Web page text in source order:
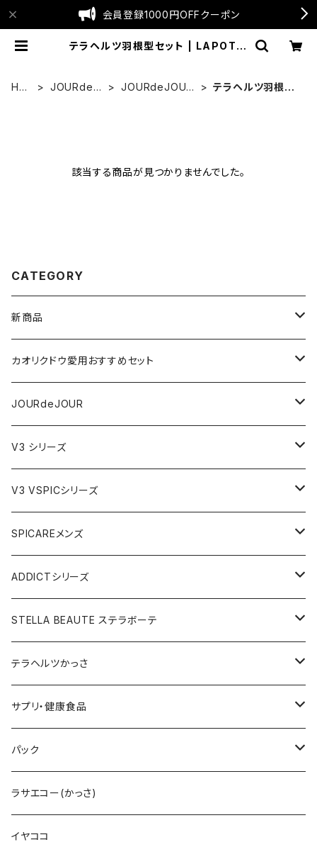
会員登録1000円OFFクーポン
テラヘルツ羽根型セット | LAPOTIE
HO
JOURdeJ
JOURdeJOUR
テラヘルツ羽根型
該当する商品が見つかりませんでした。
CATEGORY
新商品
VSPIC R
テラヘルツかっさデュアルカーブ
ビューティフェイススティック・リン
VSPIC C グロウミスト
VSPICサンセラム
レーザー&EMSリフトブラシPRO2.0
V3 Ｖスピック ブライトデリバリーC
V3 ＶスピックCマスク
V3インテリジェントファンデーション
スリムレイビタマインリポソームC
LIPADDICTヌードエスプレッソ
カオリクドウ愛用おすすめセット
JOURdeJOURセット
JOURdeJOUR＆テラヘルツかっさセット
JOURdeJOUR＆美顔器セット
紫外線対策セット
V3ベースメイクセット
紫外線対策&抗酸化サプリ
JOURdeJOUR
メディテーションゲル32
VEGANクレンジング
JOURdeJOURセット
メディテーションゲル2本セット
メディテーションゲル&クレンジングセット
リップアディクトセット
V3 シリーズ
ルカドクリーム
V3エキサイティングファンデーション
レフィル
V3シャイニングファンデーション
レフィル
V3ブリリアントファンデーション
レフィル
V3インテリジェントファンデーション
レフィル
V3プライマー
VMファンデーション
セットアップパウダー
シャイニー
V3コンシーラー
V3 VSPICシリーズ
Cサンセラム
VC美容液
Ｃグロウミスト
ブライトデリバリーC
Cマスク
Cトナー
Cエマルジョン
Cクレンザー
SPICAREメンズ
スターターセット
VMファンデーション
メンズクレンザー
メンズ化粧水
メンズオールインワンセラム
ADDICTシリーズ
ラッシュアディクト
ラッシュトランスカラ
まつ毛美容液
リップアディクト
ヘアーアディクト
STELLA BEAUTE ステラボーテ
ビューティフェイススティックRIN
ビューティフェイススティック2.0
レーザー＆EMSリフトブラシPRO2.0
テラヘルツかっさ
雫型
円盤
デュアルカーブ
羽根型
サプリ・健康食品
V3ブライトデリバリーC
ホワイトパンドラ
チューっとカット
パック
V3HARIセラム
ヴィディアル・ニードリッチ
ラサエコー(かっさ)
イヤココ